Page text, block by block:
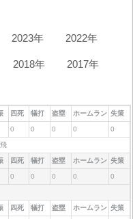
2023年 2022年
2018年 2017年
四死 犠打 盗塁 ホームラン 失策
0 0 0 0 0
飛
四死 犠打 盗塁 ホームラン 失策
0 0 0 0 0
四死 犠打 盗塁 ホームラン 失策